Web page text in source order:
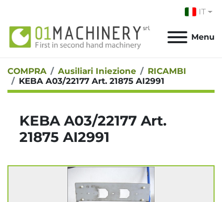
IT
Menu
COMPRA Ausiliari Iniezione
RICAMBI
KEBA A03/22177 Art. 21875 AI2991
KEBA A03/22177 Art.
21875 AI2991